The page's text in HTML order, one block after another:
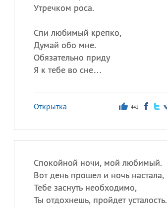
Утречком роса.
Спи любимый крепко,
Думай обо мне.
Обязательно приду
Я к тебе во сне…
Открытка 441
Спокойной ночи, мой любимый.
Вот день прошел и ночь настала,
Тебе заснуть необходимо,
Ты отдохнешь, пройдет усталость.